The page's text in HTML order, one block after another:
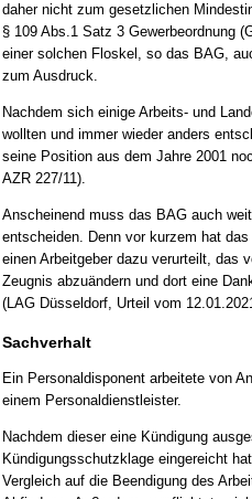
daher nicht zum gesetzlichen
§ 109 Abs.1 Satz 3 Gewerbeordnung
einer solchen Floskel, so das BAG,
zum Ausdruck.
Nachdem sich einige Arbeits- und
wollten und immer wieder anders
seine Position aus dem Jahre 2001
AZR 227/11).
Anscheinend muss das BAG auch
entscheiden. Denn vor kurzem hat
einen Arbeitgeber dazu verurteilt, das
Zeugnis abzuändern und dort eine
(LAG Düsseldorf, Urteil vom
Sachverhalt
Ein Personaldisponent arbeitete von
einem Personaldienstleister.
Nachdem dieser eine Kündigung
Kündigungsschutzklage eingereicht
Vergleich auf die Beendigung des